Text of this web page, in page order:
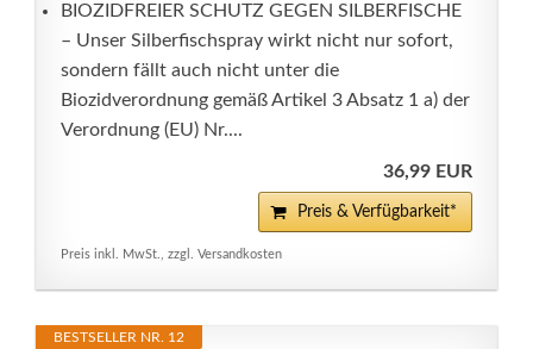
BIOZIDFREIER SCHUTZ GEGEN SILBERFISCHE
– Unser Silberfischspray wirkt nicht nur sofort,
sondern fällt auch nicht unter die
Biozidverordnung gemäß Artikel 3 Absatz 1 a) der
Verordnung (EU) Nr....
36,99 EUR
Preis & Verfügbarkeit*
Preis inkl. MwSt., zzgl. Versandkosten
BESTSELLER NR. 12